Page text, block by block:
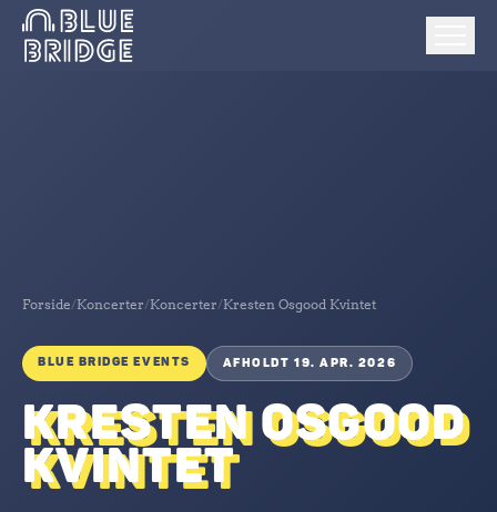
Forside/Koncerter/Koncerter/Kresten Osgood Kvintet
BLUE BRIDGE EVENTS AFHOLDT 19. APR. 2026
KRESTEN OSGOOD
KVINTET